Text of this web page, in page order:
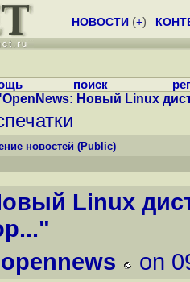
НОВОСТИ (+)
поиск
Новый Linux
новостей (Public)
Linux
opennews on